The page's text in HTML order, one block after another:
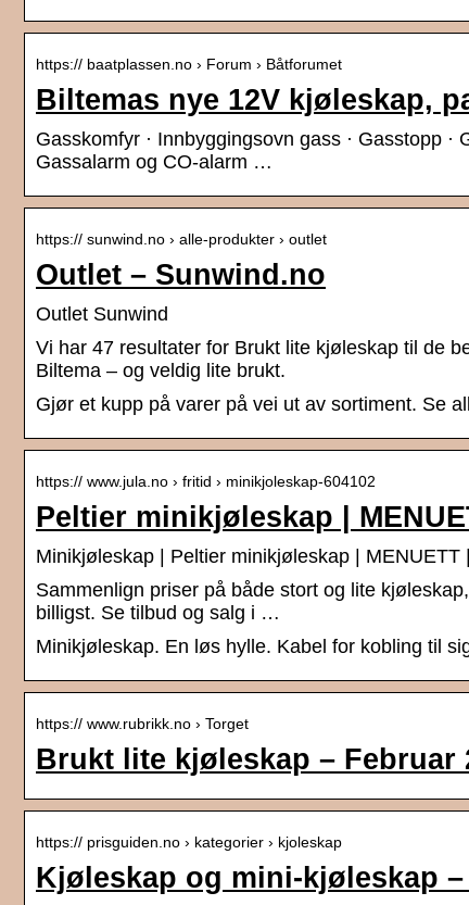
https:// baatplassen.no › Forum › Båtforumet
Biltemas nye 12V kjøleskap,
Gasskomfyr · Innbyggingsovn gass · Gasstopp
Gassalarm og CO-alarm …
https:// sunwind.no › alle-produkter › outlet
Outlet – Sunwind.no
Outlet Sunwind
Vi har 47 resultater for Brukt lite kjøleskap til de
Biltema – og veldig lite brukt.
Gjør et kupp på varer på vei ut av sortiment. Se
https:// www.jula.no › fritid › minikjoleskap-604102
Peltier minikjøleskap |
Minikjøleskap | Peltier minikjøleskap | MENUETT
Sammenlign priser på både stort og lite
billigst. Se tilbud og salg i …
Minikjøleskap. En løs hylle. Kabel for kobling til
https:// www.rubrikk.no › Torget
Brukt lite kjøleskap – Februar
https:// prisguiden.no › kategorier › kjoleskap
Kjøleskap og mini-kjøleskap